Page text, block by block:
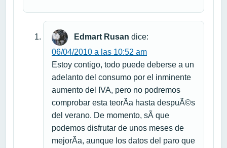
Edmart Rusan dice:
06/04/2010 a las 10:52 am
Estoy contigo, todo puede deberse a un
adelanto del consumo por el inminente
aumento del IVA, pero no podremos
comprobar esta teorÃ­a hasta despuÃ©s
del verano. De momento, sÃ­ que
podemos disfrutar de unos meses de
mejorÃ­a, aunque los datos del paro que